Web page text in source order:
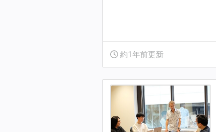
約1年前更新